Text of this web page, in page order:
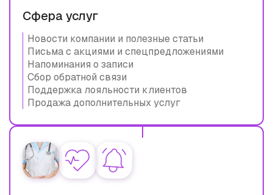
Сфера услуг
Новости компании и полезные статьи
Письма с акциями и спецпредложениями
Напоминания о записи
Сбор обратной связи
Поддержка лояльности клиентов
Продажа дополнительных услуг